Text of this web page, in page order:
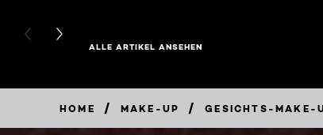
PREVIOUS CARD
NEXT CARD
ALLE ARTIKEL ANSEHEN
HOME / MAKE-UP / GESICHTS-MAKE-